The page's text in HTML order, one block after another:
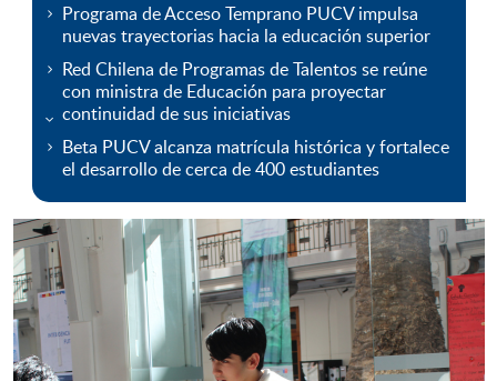
Programa de Acceso Temprano PUCV impulsa
nuevas trayectorias hacia la educación superior
Red Chilena de Programas de Talentos se reúne
con ministra de Educación para proyectar
continuidad de sus iniciativas
Beta PUCV alcanza matrícula histórica y fortalece
el desarrollo de cerca de 400 estudiantes